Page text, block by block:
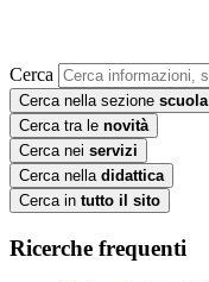
Cerca
Cerca nella sezione scuola
Cerca tra le novità
Cerca nei servizi
Cerca nella didattica
Cerca in tutto il sito
Ricerche frequenti